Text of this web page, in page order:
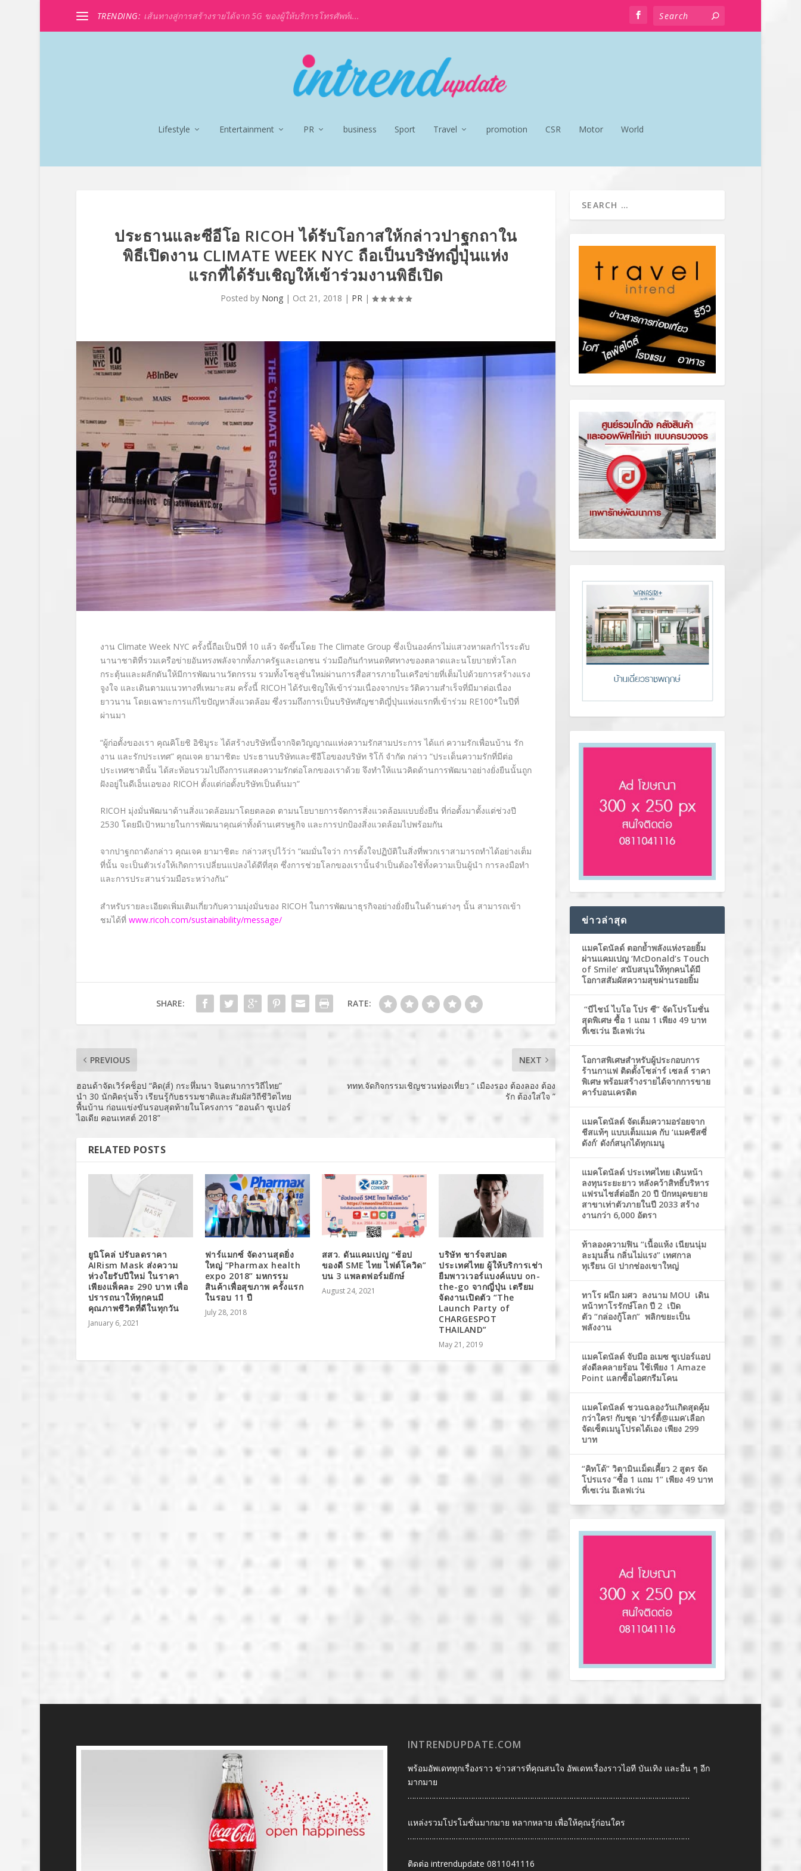
TRENDING: เส้นทางสู่การสร้างรายได้จาก 5G ของผู้ให้บริการโทรศัพท์เ...
Lifestyle Entertainment PR business Sport Travel promotion CSR Motor World
ประธานและซีอีโอ RICOH ได้รับโอกาสให้กล่าวปาฐกถาใน
พิธีเปิดงาน CLIMATE WEEK NYC ถือเป็นบริษัทญี่ปุ่นแห่ง
แรกที่ได้รับเชิญให้เข้าร่วมงานพิธีเปิด
Posted by Nong| Oct 21, 2018 | PR|
งาน Climate Week NYC ครั้งนี้ถือเป็นปีที่ 10 แล้ว จัดขึ้นโดย The Climate Group ซึ่งเป็นองค์กรไม่แสวงหาผลกำไรระดับ
นานาชาติที่รวมเครือข่ายอันทรงพลังจากทั้งภาครัฐและเอกชน ร่วมมือกันกำหนดทิศทางของตลาดและนโยบายทั่วโลก
กระตุ้นและผลักดันให้มีการพัฒนานวัตกรรม รวมทั้งโซลูชั่นใหม่ผ่านการสื่อสารภายในเครือข่ายที่เต็มไปด้วยการสร้างแรง
จูงใจ และเดินตามแนวทางที่เหมาะสม ครั้งนี้ RICOH ได้รับเชิญให้เข้าร่วมเนื่องจากประวัติความสำเร็จที่มีมาต่อเนื่อง
ยาวนาน โดยเฉพาะการแก้ไขปัญหาสิ่งแวดล้อม ซึ่งรวมถึงการเป็นบริษัทสัญชาติญี่ปุ่นแห่งแรกที่เข้าร่วม RE100*ในปีที่
ผ่านมา
“ผู้ก่อตั้งของเรา คุณคิโยชิ อิชิมูระ ได้สร้างบริษัทนี้จากจิตวิญญาณแห่งความรักสามประการ ได้แก่ ความรักเพื่อนบ้าน รัก
งาน และรักประเทศ” คุณเจค ยามาชิตะ ประธานบริษัทและซีอีโอของบริษัท ริโก้ จำกัด กล่าว “ประเด็นความรักที่มีต่อ
ประเทศชาตินั้น ได้สะท้อนรวมไปถึงการแสดงความรักต่อโลกของเราด้วย จึงทำให้แนวคิดด้านการพัฒนาอย่างยั่งยืนนั้นถูก
ฝังอยู่ในดีเอ็นเอของ RICOH ตั้งแต่ก่อตั้งบริษัทเป็นต้นมา”
RICOH มุ่งมั่นพัฒนาด้านสิ่งแวดล้อมมาโดยตลอด ตามนโยบายการจัดการสิ่งแวดล้อมแบบยั่งยืน ที่ก่อตั้งมาตั้งแต่ช่วงปี
2530 โดยมีเป้าหมายในการพัฒนาคุณค่าทั้งด้านเศรษฐกิจ และการปกป้องสิ่งแวดล้อมไปพร้อมกัน
จากปาฐกถาดังกล่าว คุณเจค ยามาชิตะ กล่าวสรุปไว้ว่า “ผมมั่นใจว่า การตั้งใจปฏิบัติในสิ่งที่พวกเราสามารถทำได้อย่างเต็ม
ที่นั้น จะเป็นตัวเร่งให้เกิดการเปลี่ยนแปลงได้ดีที่สุด ซึ่งการช่วยโลกของเรานั้นจำเป็นต้องใช้ทั้งความเป็นผู้นำ การลงมือทำ
และการประสานร่วมมือระหว่างกัน”
สำหรับรายละเอียดเพิ่มเติมเกี่ยวกับความมุ่งมั่นของ RICOH ในการพัฒนาธุรกิจอย่างยั่งยืนในด้านต่างๆ นั้น สามารถเข้า
ชมได้ที่ www.ricoh.com/sustainability/message/
SHARE: RATE:
PREVIOUS
ฮอนด้าจัดเวิร์คช็อป “คิด(ส์) กระหึ่มนา จินตนาการวิถีไทย”
นำ 30 นักคิดรุ่นจิ๋ว เรียนรู้กับธรรมชาติและสัมผัสวิถีชีวิตไทย
พื้นบ้าน ก่อนแข่งขันรอบสุดท้ายในโครงการ “ฮอนด้า ซูเปอร์
ไอเดีย คอนเทสต์ 2018”
NEXT
ททท.จัดกิจกรรมเชิญชวนท่องเที่ยว “ เมืองรอง ต้องลอง ต้อง
รัก ต้องใส่ใจ ”
RELATED POSTS
ยูนิโคล่ ปรับลดราคา
AIRism Mask ส่งความ
ห่วงใยรับปีใหม่ ในราคา
เพียงแพ็คละ 290 บาท เพื่อ
ปรารถนาให้ทุกคนมี
คุณภาพชีวิตที่ดีในทุกวัน
January 6, 2021
ฟาร์แมกซ์ จัดงานสุดยิ่ง
ใหญ่ “Pharmax health
expo 2018” มหกรรม
สินค้าเพื่อสุขภาพ ครั้งแรก
ในรอบ 11 ปี
July 28, 2018
สสว. ดันแคมเปญ “ช้อป
ของดี SME ไทย ไฟต์โควิด”
บน 3 แพลตฟอร์มยักษ์
August 24, 2021
บริษัท ชาร์จสปอต
ประเทศไทย ผู้ให้บริการเช่า
ยืมพาวเวอร์แบงค์แบบ on-
the-go จากญี่ปุ่น เตรียม
จัดงานเปิดตัว “The
Launch Party of
CHARGESPOT
THAILAND”
May 21, 2019
ข่าวล่าสุด
แมคโดนัลด์ ตอกย้ำพลังแห่งรอยยิ้ม
ผ่านแคมเปญ ‘McDonald’s Touch
of Smile’ สนับสนุนให้ทุกคนได้มี
โอกาสสัมผัสความสุขผ่านรอยยิ้ม
“บีไชน์ ไบโอ โปร ซี” จัดโปรโมชั่น
สุดพิเศษ ซื้อ 1 แถม 1 เพียง 49 บาท
ที่เซเว่น อีเลฟเว่น
โอกาสพิเศษสำหรับผู้ประกอบการ
ร้านกาแฟ ติดตั้งโซล่าร์ เซลล์ ราคา
พิเศษ พร้อมสร้างรายได้จากการขาย
คาร์บอนเครดิต
แมคโดนัลด์ จัดเต็มความอร่อยจาก
ชีสแท้ๆ แบบเต็มแมค กับ ‘แมคชีสซี่
ดังก์’ ดังก์สนุกได้ทุกเมนู
แมคโดนัลด์ ประเทศไทย เดินหน้า
ลงทุนระยะยาว หลังคว้าสิทธิ์บริหาร
แฟรนไชส์ต่ออีก 20 ปี ปักหมุดขยาย
สาขาเท่าตัวภายในปี 2033 สร้าง
งานกว่า 6,000 อัตรา
ท้าลองความฟิน “เนื้อแห้ง เนียนนุ่ม
ละมุนลิ้น กลิ่นไม่แรง” เทศกาล
ทุเรียน GI ปากช่องเขาใหญ่
ทาโร ผนึก มศว ลงนาม MOU เดิน
หน้าทาโรรักษ์โลก ปี 2 เปิด
ตัว “กล่องกู้โลก” พลิกขยะเป็น
พลังงาน
แมคโดนัลด์ จับมือ อเมซ ซูเปอร์แอป
ส่งดีลคลายร้อน ใช้เพียง 1 Amaze
Point แลกซื้อไอศกรีมโคน
แมคโดนัลด์ ชวนฉลองวันเกิดสุดคุ้ม
กว่าใคร! กับชุด ‘ปาร์ตี้@แมค’เลือก
จัดเซ็ตเมนูโปรดได้เอง เพียง 299
บาท
“คิทโด้” วิตามินเม็ดเคี้ยว 2 สูตร จัด
โปรแรง “ซื้อ 1 แถม 1” เพียง 49 บาท
ที่เซเว่น อีเลฟเว่น
INTRENDUPDATE.COM
พร้อมอัพเดททุกเรื่องราว ข่าวสารที่คุณสนใจ อัพเดทเรื่องราวไอที บันเทิง และอื่น ๆ อีก
มากมาย
…………………………………………………………………………………………………………………
แหล่งรวมโปรโมชั่นมากมาย หลากหลาย เพื่อให้คุณรู้ก่อนใคร
…………………………………………………………………………………………………………………
ติดต่อ intrendupdate 0811041116